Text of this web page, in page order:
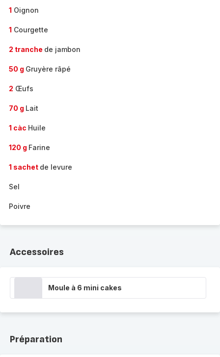
1 Oignon
1 Courgette
2 tranche de jambon
50 g Gruyère râpé
2 Œufs
70 g Lait
1 càc Huile
120 g Farine
1 sachet de levure
Sel
Poivre
Accessoires
Moule à 6 mini cakes
Préparation